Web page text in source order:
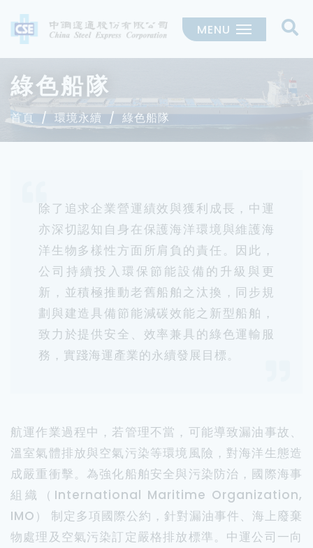
MENU
綠色船隊
首頁 環境永續 綠色船隊
除了追求企業營運績效與獲利成長，中運
亦深切認知自身在保護海洋環境與維護海
洋生物多樣性方面所肩負的責任。因此，
公司持續投入環保節能設備的升級與更
新，並積極推動老舊船舶之汰換，同步規
劃與建造具備節能減碳效能之新型船舶，
致力於提供安全、效率兼具的綠色運輸服
務，實踐海運產業的永續發展目標。
航運作業過程中，若管理不當，可能導致漏油事故、
溫室氣體排放與空氣污染等環境風險，對海洋生態造
成嚴重衝擊。為強化船舶安全與污染防治，國際海事
組織（International Maritime Organization,
IMO） 制定多項國際公約，針對漏油事件、海上廢棄
物處理及空氣污染訂定嚴格排放標準。中運公司一向